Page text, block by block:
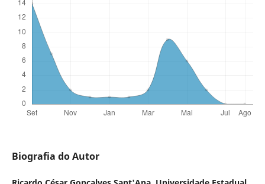
Biografia do Autor